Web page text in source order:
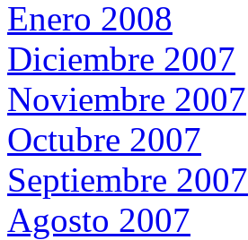
Enero 2008
Diciembre 2007
Noviembre 2007
Octubre 2007
Septiembre 2007
Agosto 2007